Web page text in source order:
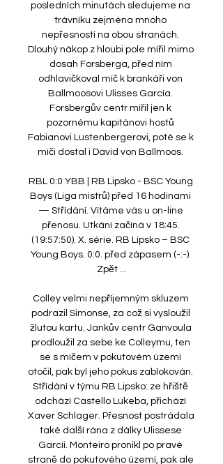
posledních minutách sledujeme na
trávníku zejména mnoho
nepřesností na obou stranách.
Dlouhý nákop z hloubi pole mířil mimo
dosah Forsberga, před ním
odhlavičkoval míč k brankáři von
Ballmoosovi Ulisses García.
Forsbergův centr mířil jen k
pozornému kapitánovi hostů
Fabianovi Lustenbergerovi, poté se k
míči dostal i David von Ballmoos.
RBL 0:0 YBB | RB Lipsko - BSC Young
Boys (Liga mistrů) před 16 hodinami
— Střídání. Vítáme vás u on-line
přenosu. Utkání začíná v 18:45.
(19:57:50). X. série. RB Lipsko – BSC
Young Boys. 0:0. před zápasem (-:-).
Zpět ...
Colley velmi nepříjemným skluzem
podrazil Simonse, za což si vysloužil
žlutou kartu. Jankův centr Ganvoula
prodloužil za sebe ke Colleymu, ten
se s míčem v pokutovém území
otočil, pak byl jeho pokus zablokován.
Střídání v týmu RB Lipsko: ze hřiště
odchází Castello Lukeba, přichází
Xaver Schlager. Přesnost postrádala
také další rána z dálky Ulissese
Garcíi. Monteiro pronikl po pravé
straně do pokutového území, pak ale